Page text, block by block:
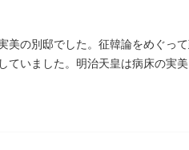
美の別邸でした。征韓論をめぐっ
ていました。明治天皇は病床の実